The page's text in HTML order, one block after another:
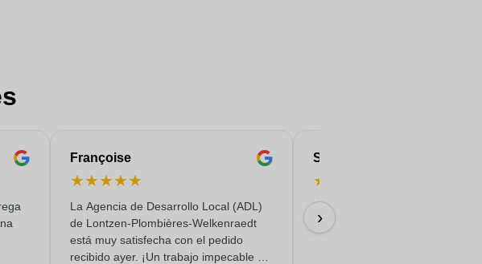
Françoise
★★★★★
La Agencia de Desarrollo Local (ADL)
de Lontzen-Plombières-Welkenraedt
está muy satisfecha con el pedido
recibido ayer. ¡Un trabajo impecable y
Serife
★
Rápido, fiable y con entrega de
18/06/2026
›